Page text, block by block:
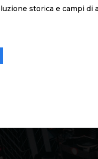
storia dei composti metallorganici I composti